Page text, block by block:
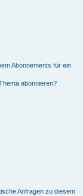
Abonnements für ein
abonnieren?
Anfragen zu diesem